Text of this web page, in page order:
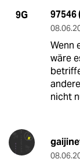
9G
Wenn
wäre
nicht